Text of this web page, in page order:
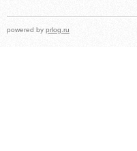
powered by prlog.ru